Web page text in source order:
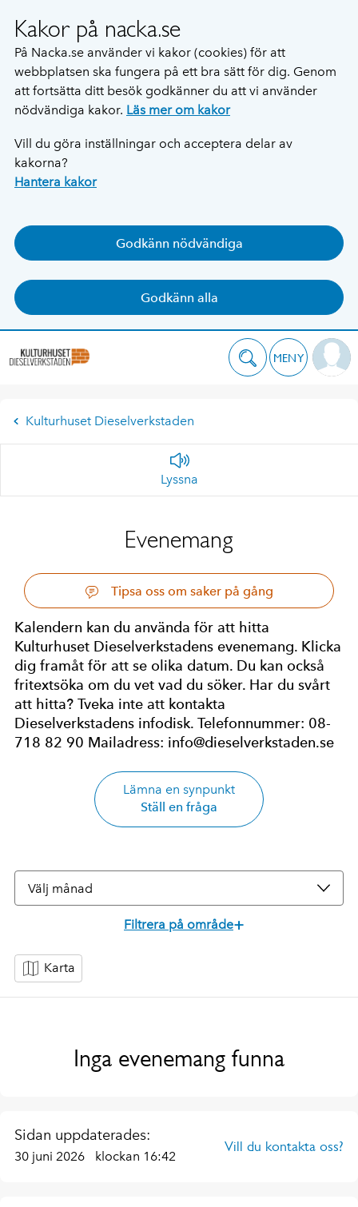
Kakor på nacka.se
På Nacka.se använder vi kakor (cookies) för att
webbplatsen ska fungera på ett bra sätt för dig. Genom
att fortsätta ditt besök godkänner du att vi använder
nödvändiga kakor. Läs mer om kakor
Vill du göra inställningar och acceptera delar av
kakorna?
Hantera kakor
Godkänn nödvändiga
Godkänn alla
MENY
Kulturhuset Dieselverkstaden
Lyssna
Evenemang
Tipsa oss om saker på gång
Kalendern kan du använda för att hitta
Kulturhuset Dieselverkstadens evenemang. Klicka
dig framåt för att se olika datum. Du kan också
fritextsöka om du vet vad du söker. Har du svårt
att hitta? Tveka inte att kontakta
Dieselverkstadens infodisk. Telefonnummer: 08-
718 82 90 Mailadress: info@dieselverkstaden.se
Lämna en synpunkt
Ställ en fråga
Välj månad
Filtrera på område+
Dieselverkstadens kurser
Karta
Inga evenemang funna
Sidan uppdaterades:
30 juni 2026 klockan 16:42
Vill du kontakta oss?